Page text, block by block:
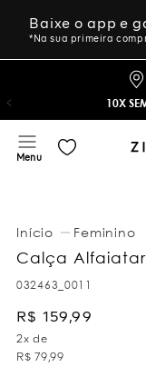
Baixe o app e
*Na sua primeira
10X
Feminino
Calça
032463_0011
R$ 159,99
2x de
R$ 79,99